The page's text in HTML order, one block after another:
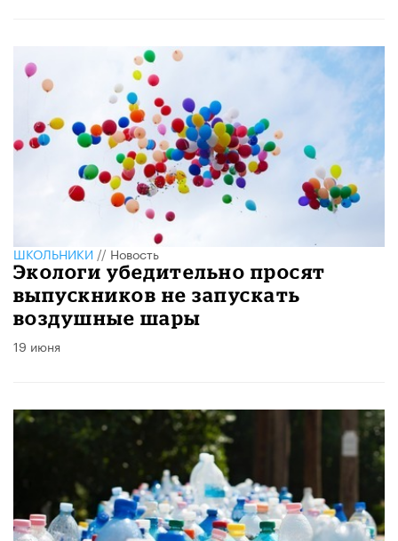
ШКОЛЬНИКИ // Новость
Экологи убедительно просят
выпускников не запускать
воздушные шары
19 июня